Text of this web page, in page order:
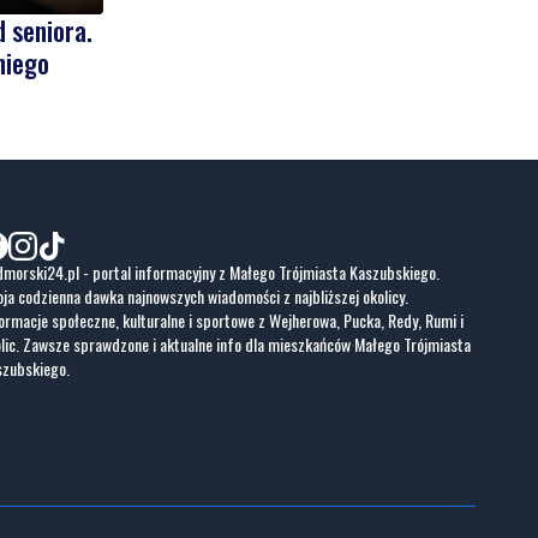
seniora.
- portal informacyjny z Małego Trójmiasta Kaszubskiego.
codzienna dawka najnowszych wiadomości z najbliższej okolicy.
społeczne, kulturalne i sportowe z Wejherowa, Pucka, Redy, Rumi i
Zawsze sprawdzone i aktualne info dla mieszkańców Małego Trójmiasta